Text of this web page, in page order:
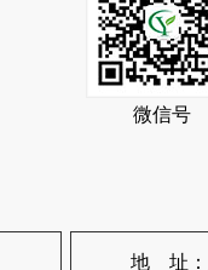
微信号
地 址：